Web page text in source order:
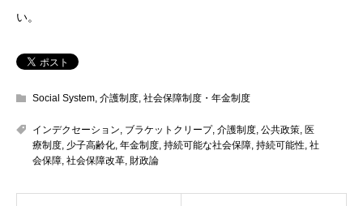
い。
Social System, 介護制度, 社会保障制度・年金制度
インデクセーション, ブラケットクリープ, 介護制度, 公共政策, 医
療制度, 少子高齢化, 年金制度, 持続可能な社会保障, 持続可能性, 社
会保障, 社会保障改革, 財政論